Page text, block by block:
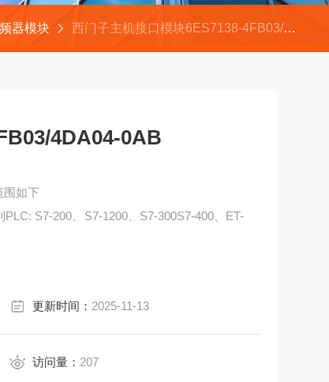
器模块 西门子主机接口模块6ES7138-4FB03/4DA04-0AB
4DA04-0AB
围如下
S7-200、S7-1200、S7-300S7-400、ET-
更新时间： 2025-11-13
访问量： 207